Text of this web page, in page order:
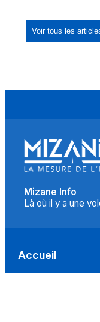
Voir tous les
Mizane Info
Là où il y a une
Accueil